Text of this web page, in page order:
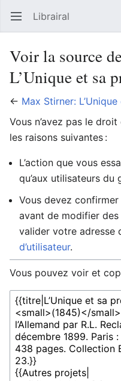
Ouvrir le menu principal Librairal
Voir la source
L’Unique et sa
← Max Stirner:
Vous n’avez pas le
les raisons suivantes :
L’action que vous
qu’aux utilisateurs du
Vous devez
avant de modifier
valider votre adresse
d’utilisateur.
Vous pouvez voir et